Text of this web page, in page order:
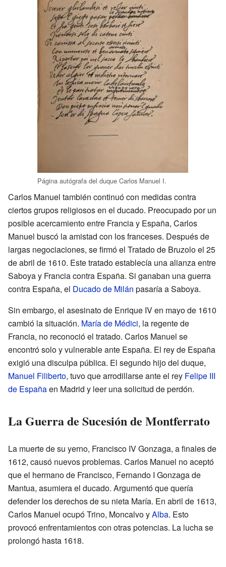
Página autógrafa del duque Carlos Manuel I.
Carlos Manuel también continuó con medidas contra
ciertos grupos religiosos en el ducado. Preocupado por un
posible acercamiento entre Francia y España, Carlos
Manuel buscó la amistad con los franceses. Después de
largas negociaciones, se firmó el Tratado de Bruzolo el 25
de abril de 1610. Este tratado establecía una alianza entre
Saboya y Francia contra España. Si ganaban una guerra
contra España, el Ducado de Milán pasaría a Saboya.
Sin embargo, el asesinato de Enrique IV en mayo de 1610
cambió la situación. María de Médici, la regente de
Francia, no reconoció el tratado. Carlos Manuel se
encontró solo y vulnerable ante España. El rey de España
exigió una disculpa pública. El segundo hijo del duque,
Manuel Filiberto, tuvo que arrodillarse ante el rey Felipe III
de Españaen Madrid y leer una solicitud de perdón.
La Guerra de Sucesión de Montferrato
La muerte de su yerno, Francisco IV Gonzaga, a finales de
1612, causó nuevos problemas. Carlos Manuel no aceptó
que el hermano de Francisco, Fernando I Gonzaga de
Mantua, asumiera el ducado. Argumentó que quería
defender los derechos de su nieta María. En abril de 1613,
Carlos Manuel ocupó Trino, Moncalvo yAlba. Esto
provocó enfrentamientos con otras potencias. La lucha se
prolongó hasta 1618.